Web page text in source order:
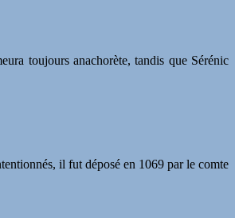
toujours anachorète, tandis que Sérénic
il fut déposé en 1069 par le comte